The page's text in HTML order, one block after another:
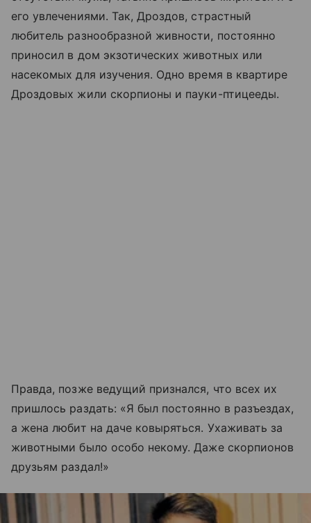
его увлечениями. Так, Дроздов, страстный
любитель разнообразной живности, постоянно
приносил в дом экзотических животных или
насекомых для изучения. Одно время в квартире
Дроздовых жили скорпионы и пауки-птицееды.
Правда, позже ведущий признался, что всех их
пришлось раздать: «Я был постоянно в разъездах,
а жена любит на даче ковыряться. Ухаживать за
животными было особо некому. Даже скорпионов
друзьям раздал!»